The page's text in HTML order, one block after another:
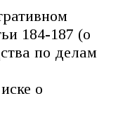
184-187 (о
по делам
о